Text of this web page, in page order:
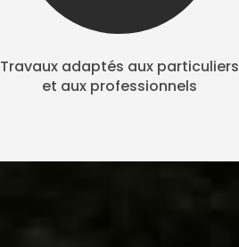
Travaux adaptés aux particuliers
et aux professionnels